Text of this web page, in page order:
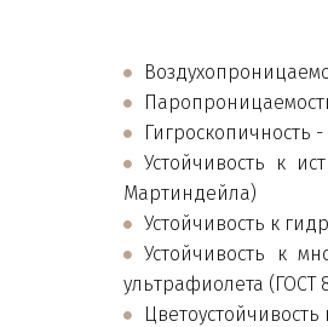
Гигроскопичность -
Устойчивость к
Мартиндейла)
Устойчивость к
Устойчивость к
ультрафиолета (ГОСТ
Цветоустойчивость